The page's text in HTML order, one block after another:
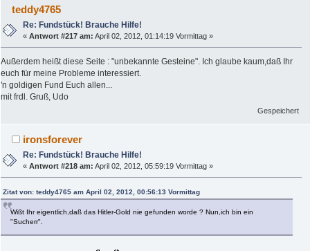
teddy4765
Re: Fundstück! Brauche Hilfe!
«Antwort #217 am: April 02, 2012, 01:14:19 Vormittag »
Außerdem heißt diese Seite : "unbekannte Gesteine". Ich glaube kaum,daß Ihr
euch für meine Probleme interessiert.
'n goldigen Fund Euch allen...
mit frdl. Gruß, Udo
Gespeichert
ironsforever
Re: Fundstück! Brauche Hilfe!
«Antwort #218 am: April 02, 2012, 05:59:19 Vormittag »
Zitat von: teddy4765 am April 02, 2012, 00:56:13 Vormittag
Wißt Ihr eigentlich,daß das Hitler-Gold nie gefunden worde ? Nun,ich bin ein
"Sucherr".